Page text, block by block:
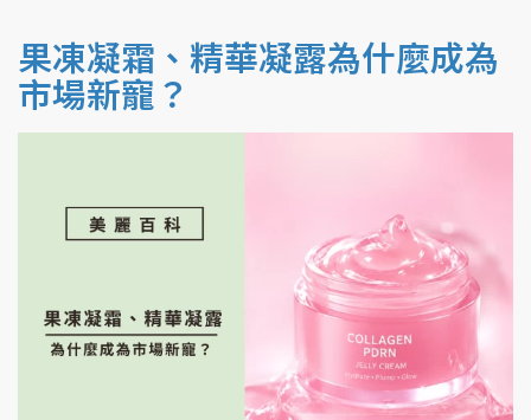
果凍凝霜、精華凝露為什麼成為
市場新寵？